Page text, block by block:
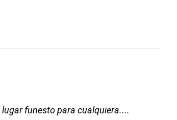
funesto para cualquiera....